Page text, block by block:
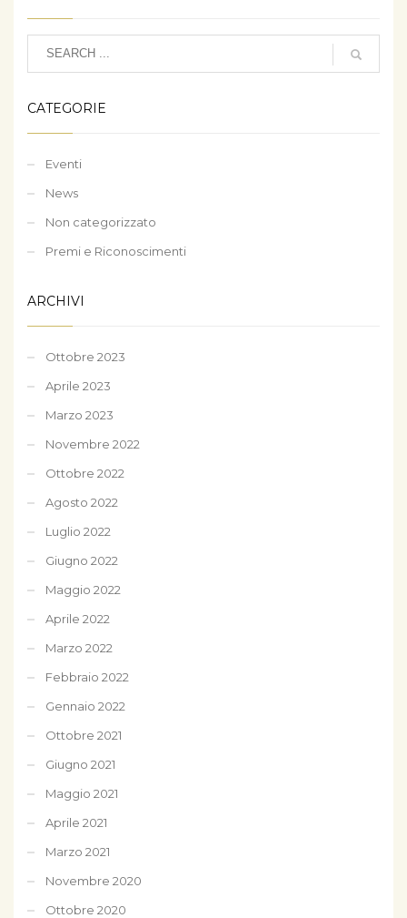
CATEGORIE
Eventi
News
Non categorizzato
Premi e Riconoscimenti
ARCHIVI
Ottobre 2023
Aprile 2023
Marzo 2023
Novembre 2022
Ottobre 2022
Agosto 2022
Luglio 2022
Giugno 2022
Maggio 2022
Aprile 2022
Marzo 2022
Febbraio 2022
Gennaio 2022
Ottobre 2021
Giugno 2021
Maggio 2021
Aprile 2021
Marzo 2021
Novembre 2020
Ottobre 2020